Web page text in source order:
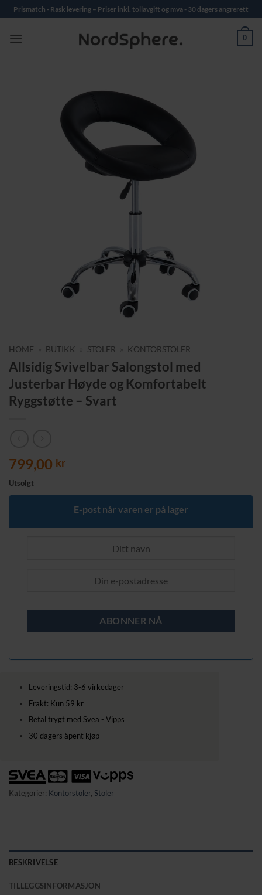
Skip
to
content
Prismatch - Rask levering – Priser inkl. tollavgift og mva - 30 dagers angrerett
0
HOME BUTIKK STOLER KONTORSTOLER
Allsidig Svivelbar Salongstol med
Justerbar Høyde og Komfortabelt
Ryggstøtte – Svart
799,00 kr
Utsolgt
E-post når varen er på lager
Leveringstid: 3-6 virkedager
Frakt: Kun 59 kr
Betal trygt med Svea - Vipps
30 dagers åpent kjøp
Kategorier: Kontorstoler, Stoler
BESKRIVELSE
TILLEGGSINFORMASJON